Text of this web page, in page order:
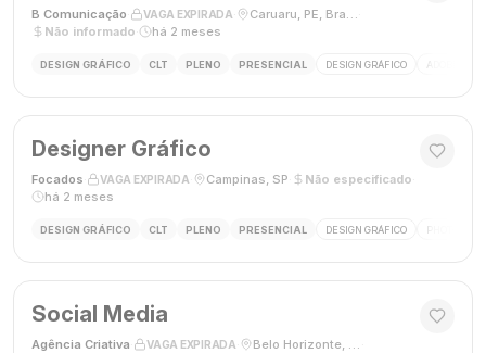
B Comunicação VAGA EXPIRADA Caruaru, PE, Brasil
Não informado
há 2 meses
DESIGN GRÁFICO CLT PLENO PRESENCIAL DESIGN GRÁFICO ADOBE
Designer Gráfico
Focados VAGA EXPIRADA Campinas, SP Não especificado
há 2 meses
DESIGN GRÁFICO CLT PLENO PRESENCIAL DESIGN GRÁFICO PHOTOSHOP
Social Media
Agência Criativa VAGA EXPIRADA Belo Horizonte, Brasil